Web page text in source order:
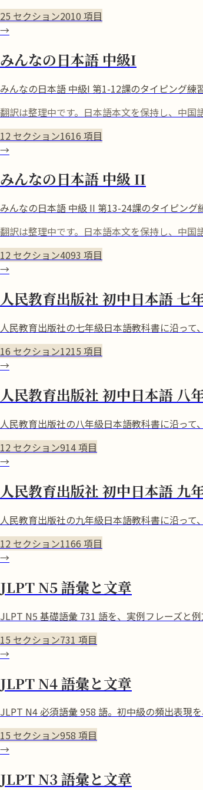
25 セクション2010 項目
→
みんなの日本語 中級I
みんなの日本語 中級I 第1-12課のタイピング練
翻訳は整理中です。日本語本文を保持し、中国
12 セクション1616 項目
→
みんなの日本語 中級 II
みんなの日本語 中級 II 第13-24課のタイピング
翻訳は整理中です。日本語本文を保持し、中国
12 セクション4093 項目
→
人民教育出版社 初中日本語 七
人民教育出版社の七年級日本語教科書に沿って
16 セクション1215 項目
→
人民教育出版社 初中日本語 八
人民教育出版社の八年級日本語教科書に沿って
12 セクション914項目
→
人民教育出版社 初中日本語 九
人民教育出版社の九年級日本語教科書に沿って
12 セクション1166 項目
→
JLPT N5 語彙と文章
JLPT N5 基礎語彙 731 語を、実例フレーズと
15 セクション731 項目
→
JLPT N4 語彙と文章
JLPT N4 必須語彙 958 語。初中級の頻出表現
15 セクション958 項目
→
JLPT N3 語彙と文章